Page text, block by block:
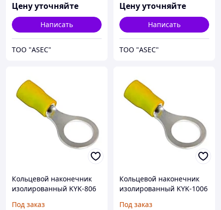
Цену уточняйте
Написать
ТОО "ASEC"
Цену уточняйте
Написать
ТОО "ASEC"
Кольцевой наконечник
изолированный KYK-806
Под заказ
Кольцевой наконечник
изолированный KYK-1006
Под заказ